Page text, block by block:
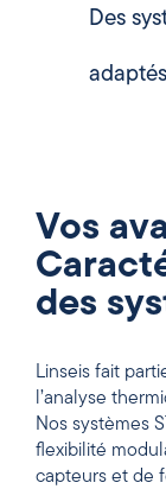
Des
Vos
des
Linseis fait
l’analyse
Nos systèmes
flexibilité
capteurs et de